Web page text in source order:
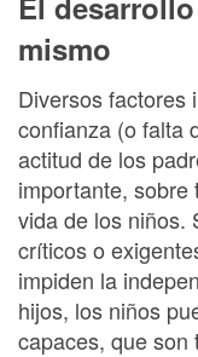
mismo
Diversos factores
confianza (o falta
actitud de los
importante, sobre
vida de los niños.
críticos o
impiden la
hijos, los niños
capaces, que son